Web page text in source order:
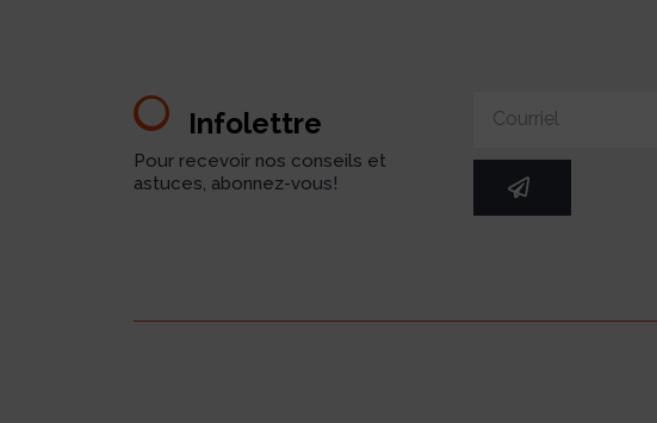
Infolettre
Pour recevoir nos conseils et
astuces, abonnez-vous!